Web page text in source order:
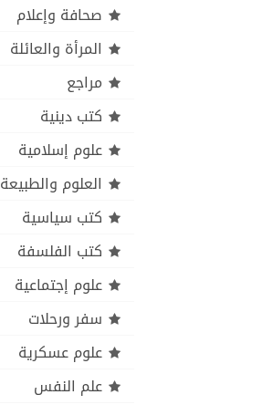
صحافة وإعلام
المرأة والعائلة
مراجع
كتب دينية
علوم إسلامية
العلوم والطبيعة
كتب سياسية
كتب الفلسفة
علوم إجتماعية
سفر ورحلات
علوم عسكرية
علم النفس